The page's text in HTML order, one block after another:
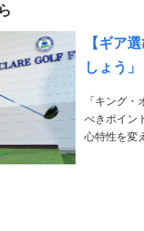
【ギア
しょう」
「キング
べきポイントや注意点をわ
心特性を変